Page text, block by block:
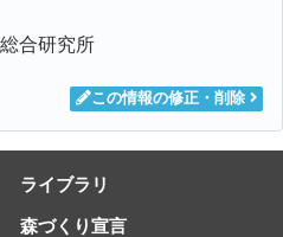
合研究所
この情報の修正・削除
ライブラリ
森づくり宣言